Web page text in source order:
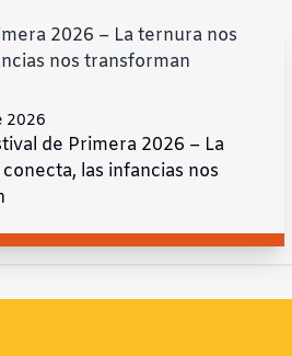
2026
de Primera 2026 – La
las infancias nos